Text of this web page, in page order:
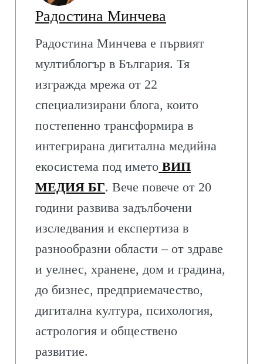
Радостина Минчева
Радостина Минчева е първият
мултиблогър в България. Тя
изгражда мрежа от 22
специализирани блога, които
постепенно трансформира в
интегрирана дигитална медийна
екосистема под името ВИП
МЕДИЯ БГ. Вече повече от 20
години развива задълбочени
изследвания и експертиза в
разнообразни области – от здраве
и уелнес, хранене, дом и градина,
до бизнес, предприемачество,
дигитална култура, психология,
астрология и обществено
развитие.